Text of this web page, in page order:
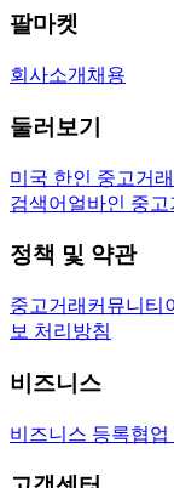
팔마켓
회사소개 채용
둘러보기
미국 한인 중고거래
검색어 얼바인 중고
정책 및 약관
중고거래 커뮤니티
보 처리방침
비즈니스
비즈니스 등록협업